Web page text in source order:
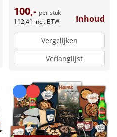
100,- per stuk
112,41 incl. BTW Inhoud
Vergelijken
Verlanglijst